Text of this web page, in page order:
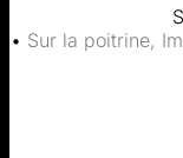
• Sur la poitrine,